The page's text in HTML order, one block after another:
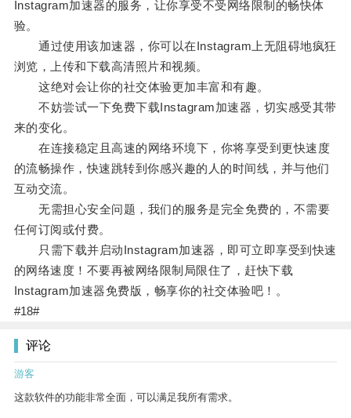
Instagram加速器的服务，让你享受不受网络限制的畅快体
验。
通过使用该加速器，你可以在Instagram上无阻碍地疯狂
浏览，上传和下载高清照片和视频。
这绝对会让你的社交体验更加丰富和有趣。
不妨尝试一下免费下载Instagram加速器，切实感受其带
来的变化。
在连接稳定且高速的网络环境下，你将享受到更快速度
的流畅操作，快速跳转到你感兴趣的人的时间线，并与他们
互动交流。
无需担心安全问题，我们的服务是完全免费的，不需要
任何订阅或付费。
只需下载并启动Instagram加速器，即可立即享受到快速
的网络速度！不要再被网络限制局限住了，赶快下载
Instagram加速器免费版，畅享你的社交体验吧！。
#18#
评论
游客
这款软件的功能非常全面，可以满足我所有需求。